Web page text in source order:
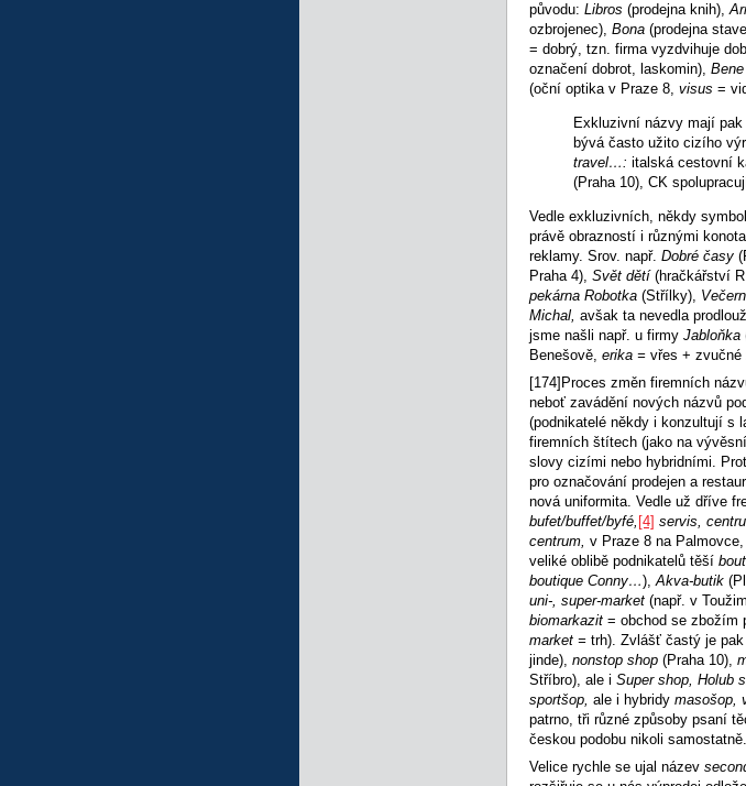
původu: Libros (prodejna knih),
ozbrojenec), Bona (prodejna
= dobrý, tzn. firma vyzdvihuje
označení dobrot, laskomin), Bene
(oční optika v Praze 8, visus =
Exkluzivní názvy mají
bývá často užito cizího
travel…: italská cestovní
(Praha 10), CK
Vedle exkluzivních, někdy
právě obrazností i různými
reklamy. Srov. např. Dobré časy
Praha 4), Svět dětí (hračkářství
pekárna Robotka (Střílky),
Michal, avšak ta nevedla
jsme našli např. u firmy Jabloňka
Benešově, erika = vřes + zvučné
[174]Proces změn firemních
neboť zavádění nových názvů
(podnikatelé někdy i konzultují s
firemních štítech (jako na
slovy cizími nebo hybridními.
pro označování prodejen a
nová uniformita. Vedle už dříve
bufet/buffet/byfé, [4] servis,
centrum, v Praze 8 na
veliké oblibě podnikatelů těší
boutique Conny…),Akva-butik
uni-, super-market (např. v
biomarkazit = obchod se zbožím
market = trh). Zvlášť častý je pak
jinde), nonstop shop (Praha 10),
Stříbro), ale i Super shop, Holub
sportšop, ale i hybridy masošop,
patrno, tři různé způsoby psaní
českou podobu nikoli samostatně.
Velice rychle se ujal název